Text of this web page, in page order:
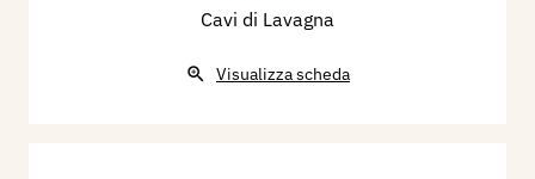
Cavi di Lavagna
Visualizza scheda